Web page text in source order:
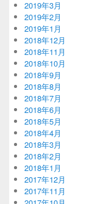
2019年3月
2019年2月
2019年1月
2018年12月
2018年11月
2018年10月
2018年9月
2018年8月
2018年7月
2018年6月
2018年5月
2018年4月
2018年3月
2018年2月
2018年1月
2017年12月
2017年11月